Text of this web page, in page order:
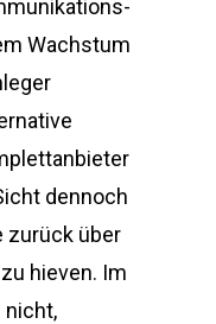
Wachstum
dennoch
zurück über
hieven. Im
nicht,